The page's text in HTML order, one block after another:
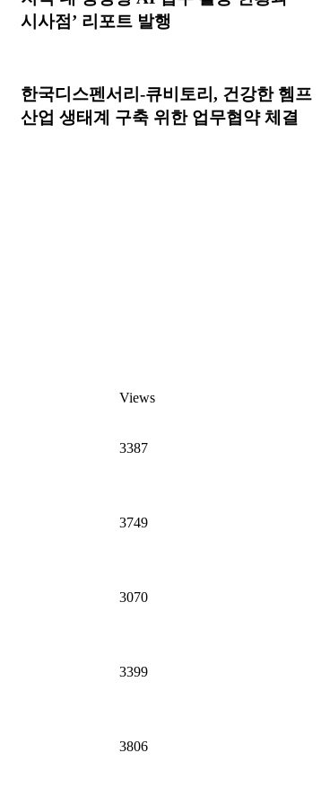
시사점’ 리포트 발행
한국디스펜서리-큐비토리, 건강한 헴프
산업 생태계 구축 위한 업무협약 체결
Views
3387
3749
3070
3399
3806